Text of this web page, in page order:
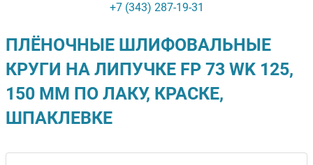
+7 (343) 287-19-31
ПЛЁНОЧНЫЕ ШЛИФОВАЛЬНЫЕ
КРУГИ НА ЛИПУЧКЕ FP 73 WK 125,
150 ММ ПО ЛАКУ, КРАСКЕ,
ШПАКЛЕВКЕ